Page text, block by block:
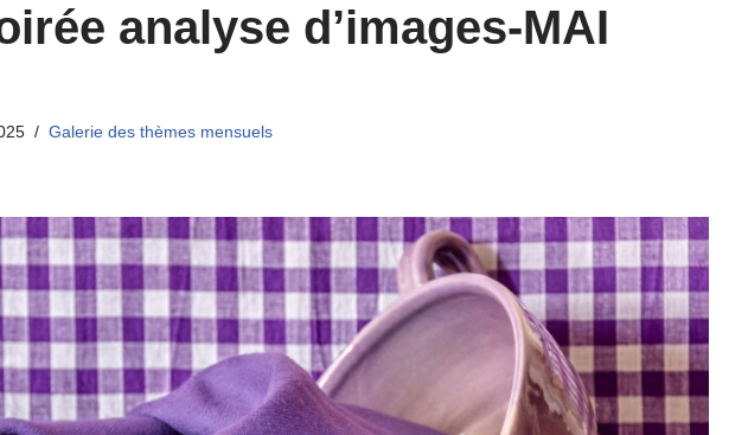
analyse d’images-MAI
Galerie des thèmes mensuels